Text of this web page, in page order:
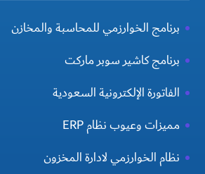
برنامج الخوارزمي للمحاسبة والمخازن
برنامج كاشير سوبر ماركت
الفاتورة الإلكترونية السعودية
مميزات وعيوب نظام ERP
نظام الخوارزمي لادارة المخزون